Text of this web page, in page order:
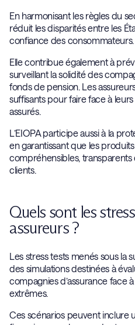
En harmonisant les règles du
réduit les disparités entre les
confiance des consommateurs.
Elle contribue également à
surveillant la solidité des
fonds de pension. Les
suffisants pour faire face à
assurés.
L’EIOPA participe aussi à la
en garantissant que les
compréhensibles, transparents
clients.
Quels sont les
assureurs ?
Les stress tests menés sous la
des simulations destinées à
compagnies d’assurance face
extrêmes.
Ces scénarios peuvent inclure